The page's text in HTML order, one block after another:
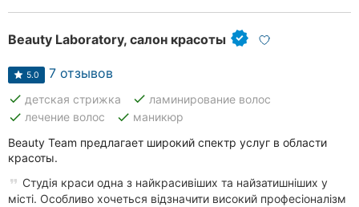
Beauty Laboratory, салон красоты
5.0 7 отзывов
done детская стрижка done ламинирование волос
done лечение волос done маникюр
Beauty Team предлагает широкий спектр услуг в области
красоты.
Студія краси одна з найкрасивіших та найзатишніших у
місті. Особливо хочеться відзначити високий професіоналізм